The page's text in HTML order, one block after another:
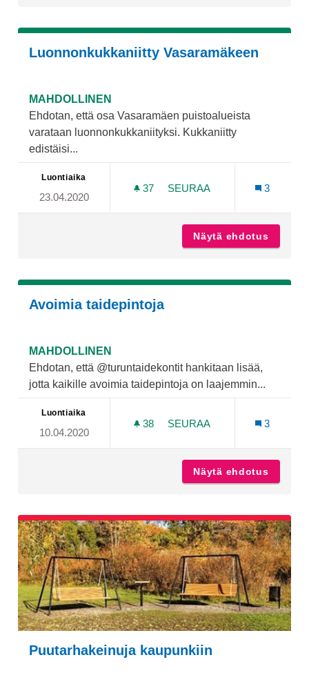
Luonnonkukkaniitty Vasaramäkeen
MAHDOLLINEN
Ehdotan, että osa Vasaramäen puistoalueista
varataan luonnonkukkaniityksi. Kukkaniitty
edistäisi...
Luontiaika
23.04.2020
37 37 SEURAAJAA
SEURAA
3
Näytä ehdotus
Avoimia taidepintoja
MAHDOLLINEN
Ehdotan, että @turuntaidekontit hankitaan lisää,
jotta kaikille avoimia taidepintoja on laajemmin...
Luontiaika
10.04.2020
38 38 SEURAAJAA
SEURAA
3
Näytä ehdotus
Puutarhakeinuja kaupunkiin